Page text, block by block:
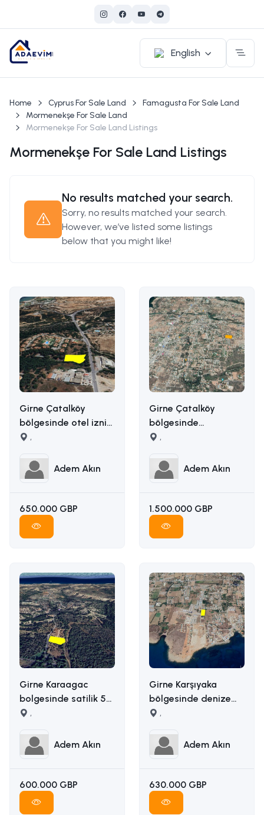
English
Home Cyprus For Sale Land
Famagusta For Sale Land
Mormenekşe For Sale Land
Mormenekşe For Sale Land Listings
Mormenekşe For Sale Land Listings
No results matched your search.
Sorry, no results matched your search.
However, we’ve listed some listings
below that you might like!
Girne Çatalköy
bölgesinde otel izni
alınmış 2173m2 satılık
ADEM AKIN
:05338314949
,
Adem Akın
650.000 GBP
Girne Çatalköy
bölgesinde
manzaralı satılık
AKIN : 05338314949
,
Adem Akın
1.500.000 GBP
Girne Karaagac
bolgesinde satilik 5
donum satilik arazi
05338314949
,
Adem Akın
600.000 GBP
Girne Karşıyaka
bölgesinde denize
yakın uygun fiyata
satılık arazi İLETİŞİM
ADEM AKIN
,
Adem Akın
630.000 GBP